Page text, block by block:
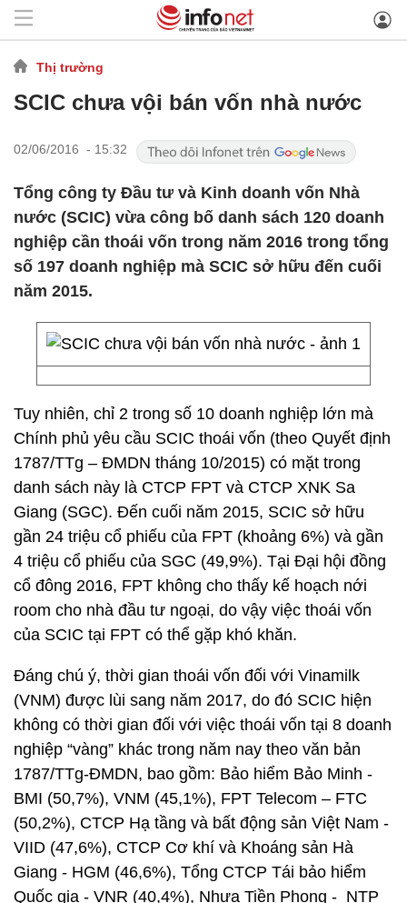
Thị trường
SCIC chưa vội bán vốn nhà nước
02/06/2016 - 15:32
Tổng công ty Đầu tư và Kinh doanh vốn Nhà
nước (SCIC) vừa công bố danh sách 120 doanh
nghiệp cần thoái vốn trong năm 2016 trong tổng
số 197 doanh nghiệp mà SCIC sở hữu đến cuối
năm 2015.
Tuy nhiên, chỉ 2 trong số 10 doanh nghiệp lớn mà
Chính phủ yêu cầu SCIC thoái vốn (theo Quyết định
1787/TTg – ĐMDN tháng 10/2015) có mặt trong
danh sách này là CTCP FPT và CTCP XNK Sa
Giang (SGC). Đến cuối năm 2015, SCIC sở hữu
gần 24 triệu cổ phiếu của FPT (khoảng 6%) và gần
4 triệu cổ phiếu của SGC (49,9%). Tại Đại hội đồng
cổ đông 2016, FPT không cho thấy kế hoạch nới
room cho nhà đầu tư ngoại, do vậy việc thoái vốn
của SCIC tại FPT có thể gặp khó khăn.
Đáng chú ý, thời gian thoái vốn đối với Vinamilk
(VNM) được lùi sang năm 2017, do đó SCIC hiện
không có thời gian đối với việc thoái vốn tại 8 doanh
nghiệp “vàng” khác trong năm nay theo văn bản
1787/TTg-ĐMDN, bao gồm: Bảo hiểm Bảo Minh -
BMI (50,7%), VNM (45,1%), FPT Telecom – FTC
(50,2%), CTCP Hạ tầng và bất động sản Việt Nam -
VIID (47,6%), CTCP Cơ khí và Khoáng sản Hà
Giang - HGM (46,6%), Tổng CTCP Tái bảo hiểm
Quốc gia - VNR (40,4%), Nhựa Tiền Phong - NTP